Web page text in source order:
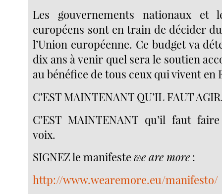
Les gouvernements nationaux et
européens sont en train de décider
l’Union européenne. Ce budget va
dix ans à venir quel sera le soutien
au bénéfice de tous ceux qui vivent en
C’EST MAINTENANT QU’IL FAUT
C’EST MAINTENANT qu’il faut
voix.
SIGNEZ le manifestewe are more :
http://www.wearemore.eu/manifesto/